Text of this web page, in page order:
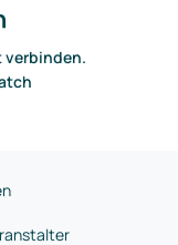
verbinden.